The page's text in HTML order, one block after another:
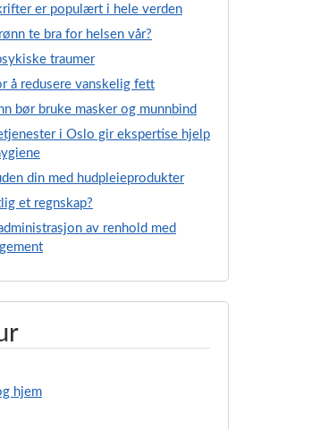
er populært i hele verden
te bra for helsen vår?
traumer
å redusere vanskelig fett
bør bruke masker og munnbind
i Oslo gir ekspertise hjelp
din med hudpleieprodukter
et regnskap?
av renhold med
hjem